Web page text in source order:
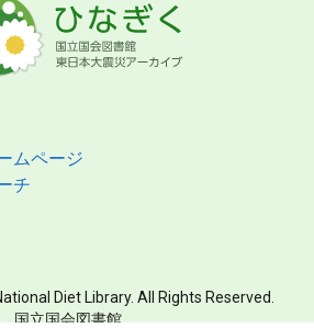
ムページ
チ
Diet Library. All Rights Reserved.